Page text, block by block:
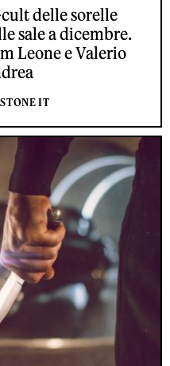
delle sorelle
sale a dicembre.
Leone e Valerio
IT